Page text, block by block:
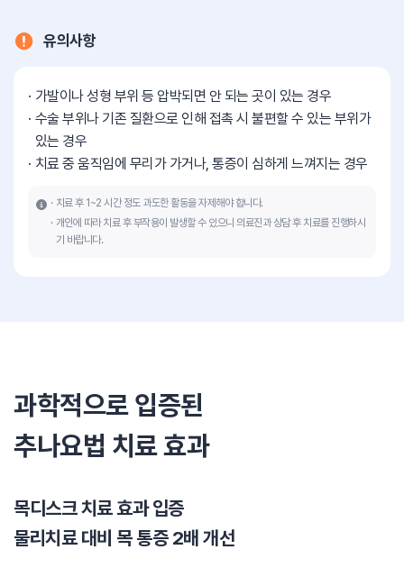
유의사항
가발이나 성형 부위 등 압박되면 안 되는 곳이 있는 경우
수술 부위나 기존 질환으로 인해 접촉 시 불편할 수 있는 부위가
있는 경우
치료 중 움직임에 무리가 가거나, 통증이 심하게 느껴지는 경우
치료 후 1~2 시간 정도 과도한 활동을 자제해야 합니다.
개인에 따라 치료 후 부작용이 발생할 수 있으니 의료진과 상담 후 치료를 진행하시
기 바랍니다.
과학적으로 입증된
추나요법 치료 효과
목디스크 치료 효과 입증
물리치료 대비 목 통증 2배 개선